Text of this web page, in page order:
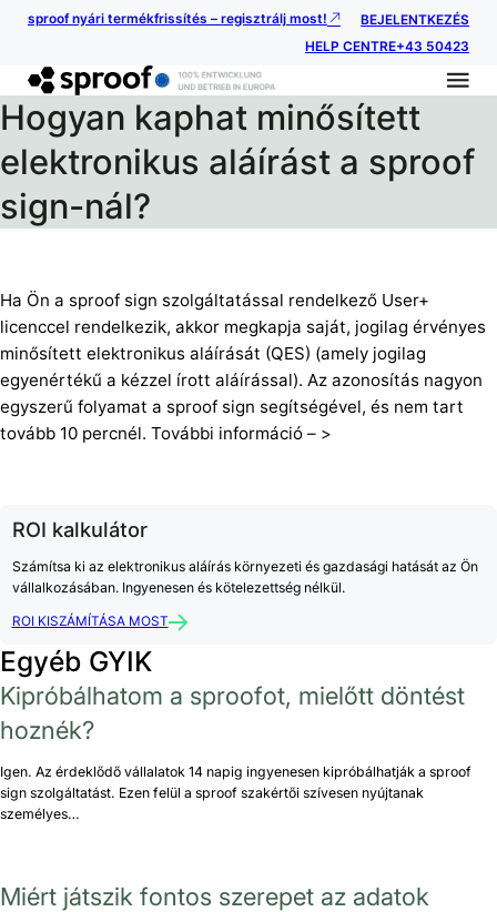
sproof nyári termékfrissítés – regisztrálj most!
BEJELENTKEZÉS
HELP CENTRE+43 50423
Hogyan kaphat minősített
elektronikus aláírást a sproof
sign-nál?
Ha Ön a sproof sign szolgáltatással rendelkező User+
licenccel rendelkezik, akkor megkapja saját, jogilag érvényes
minősített elektronikus aláírását (QES) (amely jogilag
egyenértékű a kézzel írott aláírással). Az azonosítás nagyon
egyszerű folyamat a sproof sign segítségével, és nem tart
tovább 10 percnél. További információ – >
ROI kalkulátor
Számítsa ki az elektronikus aláírás környezeti és gazdasági hatását az Ön
vállalkozásában. Ingyenesen és kötelezettség nélkül.
ROI KISZÁMÍTÁSA MOST
Egyéb GYIK
Kipróbálhatom a sproofot, mielőtt döntést
hoznék?
Igen. Az érdeklődő vállalatok 14 napig ingyenesen kipróbálhatják a sproof
sign szolgáltatást. Ezen felül a sproof szakértői szívesen nyújtanak
személyes…
Miért játszik fontos szerepet az adatok